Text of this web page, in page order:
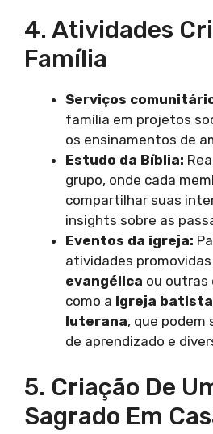
4. Atividades
Família
Serviços
família em projetos
os ensinamentos de
Estudo da Bíblia:
grupo, onde cada
compartilhar suas
insights sobre as
Eventos da igreja:
atividades
evangélica ou outras
como a igreja batista
luterana, que podem
de aprendizado e
5. Criação De
Sagrado Em